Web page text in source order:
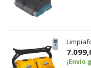
¡Envío